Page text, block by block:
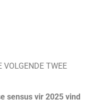
VOLGENDE TWEE
sensus vir 2025 vind